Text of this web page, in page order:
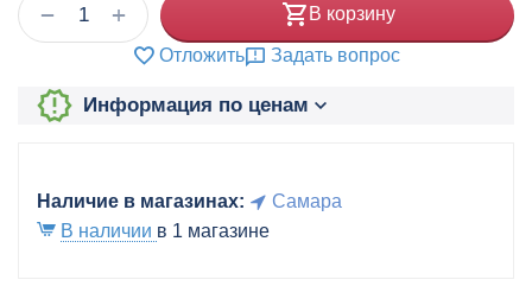
+
− В корзину
Отложить Задать вопрос
Информация по ценам
Наличие в магазинах:
Самара
В наличии в 1 магазине